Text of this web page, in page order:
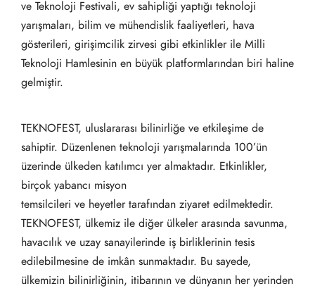
ve Teknoloji Festivali, ev sahipliği yaptığı teknoloji
yarışmaları, bilim ve mühendislik faaliyetleri, hava
gösterileri, girişimcilik zirvesi gibi etkinlikler ile Milli
Teknoloji Hamlesinin en büyük platformlarından biri haline
gelmiştir.
TEKNOFEST, uluslararası bilinirliğe ve etkileşime de
sahiptir. Düzenlenen teknoloji yarışmalarında 100’ün
üzerinde ülkeden katılımcı yer almaktadır. Etkinlikler,
birçok yabancı misyon
temsilcileri ve heyetler tarafından ziyaret edilmektedir.
TEKNOFEST, ülkemiz ile diğer ülkeler arasında savunma,
havacılık ve uzay sanayilerinde iş birliklerinin tesis
edilebilmesine de imkân sunmaktadır. Bu sayede,
ülkemizin bilinirliğinin, itibarının ve dünyanın her yerinden